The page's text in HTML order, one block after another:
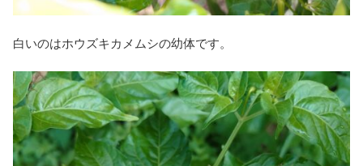
白いのはホウズキカメムシの幼体です。